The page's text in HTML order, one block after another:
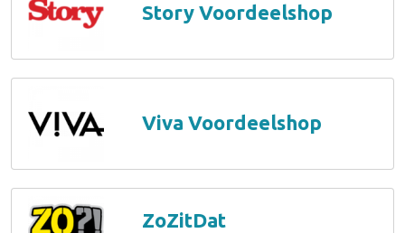
Story Voordeelshop
Viva Voordeelshop
ZoZitDat